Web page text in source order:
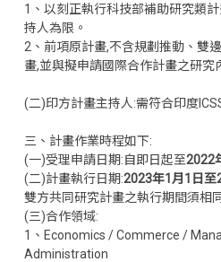
1、以刻正執行科技部補助研究類
持人為限。
2、前項原計畫,不含規劃推動、雙
畫,並與擬申請國際合作計畫之研究
(二)印方計畫主持人:需符合印度
三、計畫作業時程如下:
(一)受理申請日期:自即日起至2022
(二)計畫執行日期:2023年1月1日至
雙方共同研究計畫之執行期間須相
(三)合作領域:
1、Economics / Commerce /
Administration